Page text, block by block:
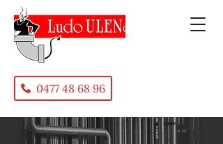
0477 48 68 96